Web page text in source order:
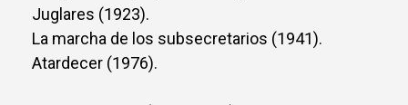
Juglares (1923).
La marcha de los subsecretarios (1941).
Atardecer (1976).